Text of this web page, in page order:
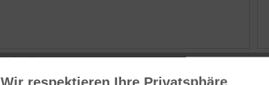
Wir respektieren Ihre Privatsphäre